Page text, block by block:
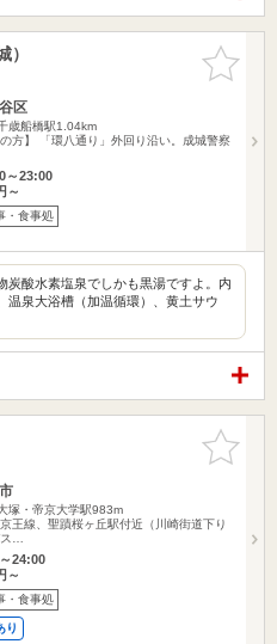
お気に入
りに追加
）
区
歳船橋駅1.04km
の方】 「環八通り」外回り沿い。成城警察
～23:00
～
・食事処
炭酸水素塩泉でしかも黒湯ですよ。内
温泉大浴槽（加温循環）、黄土サウ
お気に入
りに追加
塚・帝京大学駅983m
王線、聖蹟桜ヶ丘駅付近（川崎街道下り
…
24:00
～
・食事処
り